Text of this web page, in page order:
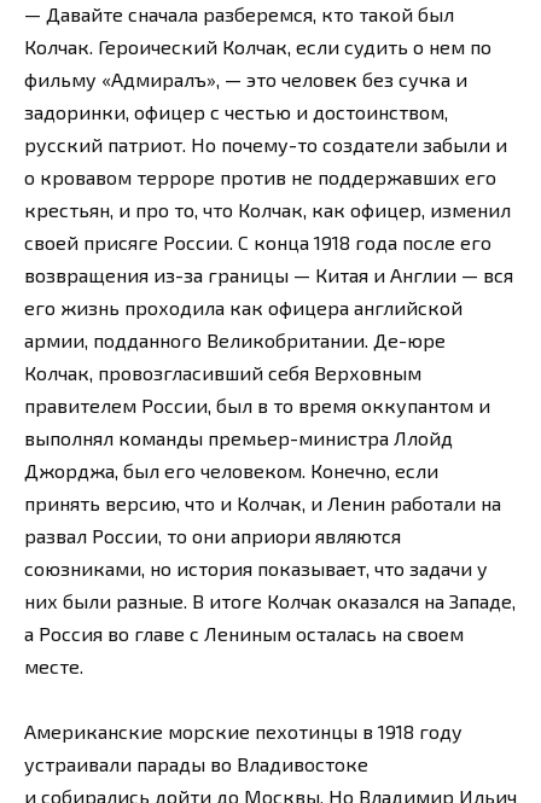
— Давайте сначала разберемся, кто такой был
Колчак. Героический Колчак, если судить о нем по
фильму «Адмиралъ», — это человек без сучка и
задоринки, офицер с честью и достоинством,
русский патриот. Но почему-то создатели забыли и
о кровавом терроре против не поддержавших его
крестьян, и про то, что Колчак, как офицер, изменил
своей присяге России. С конца 1918 года после его
возвращения из-за границы — Китая и Англии — вся
его жизнь проходила как офицера английской
армии, подданного Великобритании. Де-юре
Колчак, провозгласивший себя Верховным
правителем России, был в то время оккупантом и
выполнял команды премьер-министра Ллойд
Джорджа, был его человеком. Конечно, если
принять версию, что и Колчак, и Ленин работали на
развал России, то они априори являются
союзниками, но история показывает, что задачи у
них были разные. В итоге Колчак оказался на Западе,
а Россия во главе с Лениным осталась на своем
месте.
Американские морские пехотинцы в 1918 году
устраивали парады во Владивостоке
и собирались дойти до Москвы. Но Владимир Ильич